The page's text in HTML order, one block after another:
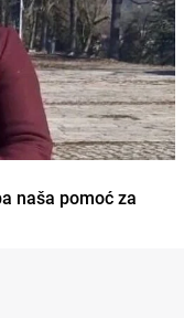
naša pomoć za